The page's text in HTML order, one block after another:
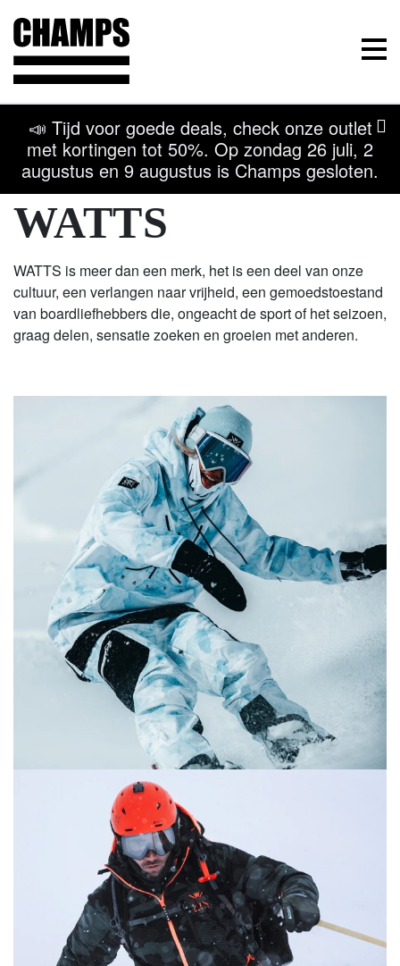
Champs Sport
Menu
📣 Tijd voor goede deals, check onze outlet
met kortingen tot 50%. Op zondag 26 juli, 2
augustus en 9 augustus is Champs gesloten.
Terug naar overzicht Kom naar onze winkel
WATTS
WATTS is meer dan een merk, het is een deel van onze
cultuur, een verlangen naar vrijheid, een gemoedstoestand
van boardliefhebbers die, ongeacht de sport of het seizoen,
graag delen, sensatie zoeken en groeien met anderen.